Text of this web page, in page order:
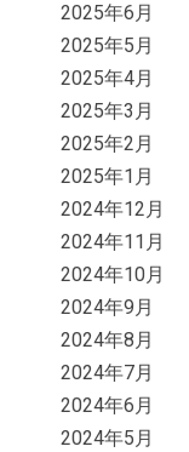
2025年6月
2025年5月
2025年4月
2025年3月
2025年2月
2025年1月
2024年12月
2024年11月
2024年10月
2024年9月
2024年8月
2024年7月
2024年6月
2024年5月